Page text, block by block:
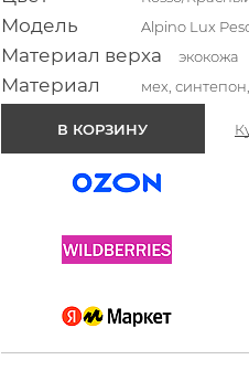
Модель Alpino Lux
Материал верха экокожа
Материал мех,
В КОРЗИНУ